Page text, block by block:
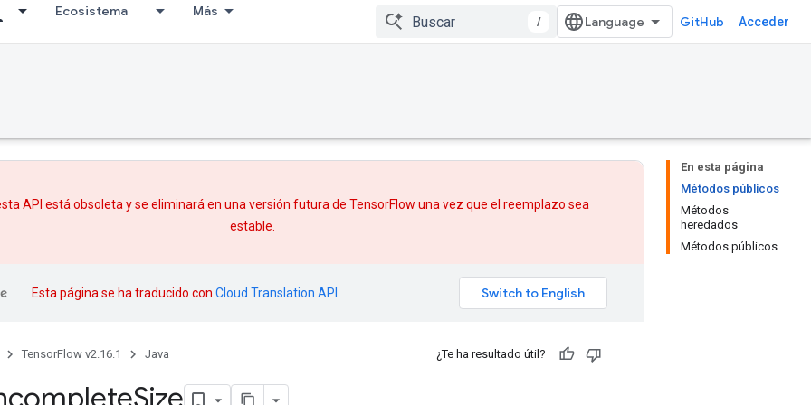
Ecosistema Más
/ GitHub Acceder
En esta página
Métodos públicos
Métodos
heredados
Métodos públicos
API está obsoleta y se eliminará en una versión futura de TensorFlow una vez que el reemplazo sea
estable.
Esta página se ha traducido con Cloud Translation API
TensorFlow v2.16.1 Java ¿Te ha resultado útil?
Size